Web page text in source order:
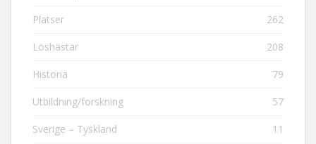
Platser 262
Löshästar 208
Historia 79
Utbildning/forskning 57
Sverige – Tyskland 11